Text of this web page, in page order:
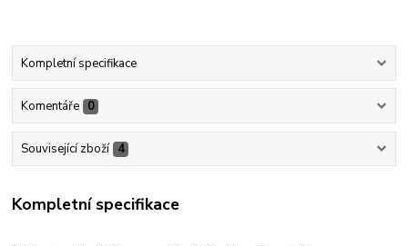
Kompletní specifikace
Komentáře 0
Související zboží 4
Kompletní specifikace